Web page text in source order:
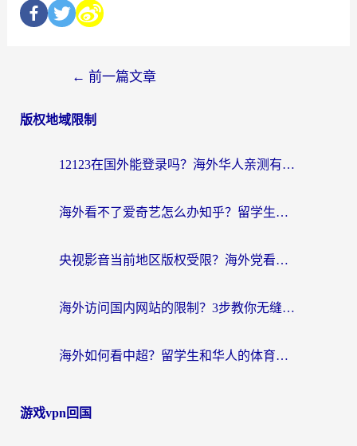
← 前一篇文章
版权地域限制
12123在国外能登录吗？海外华人亲测有效的回国加速器选择指南
海外看不了爱奇艺怎么办知乎？留学生亲测有效的回国加速方案
央视影音当前地区版权受限？海外党看国内剧、追电视台的终极解决方案
海外访问国内网站的限制？3步教你无缝解锁国内资源（附实测最优工具）
海外如何看中超？留学生和华人的体育赛事观看终极指南（附欧洲杯奥运会观看技巧）
游戏vpn回国